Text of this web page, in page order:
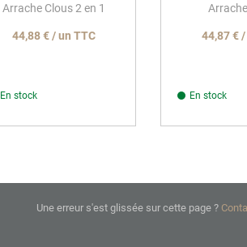
Arrache Clous 2 en 1
44,88 € / un TTC
En stock
44,87 €
En stock
Une erreur s'est glissée sur cette page ?